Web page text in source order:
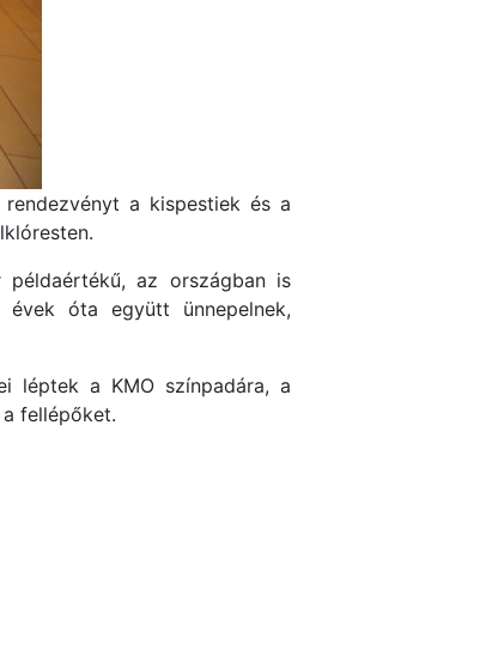
a kispestiek és a
az országban is
évek óta együtt ünnepelnek,
léptek a KMO színpadára, a
fellépőket.